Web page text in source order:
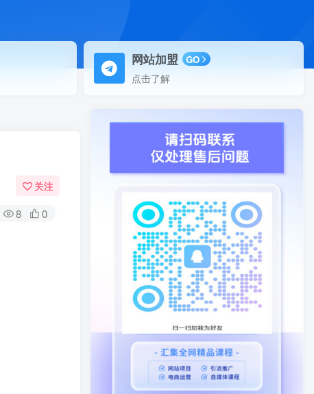
网站加盟 GO
点击了解
关注
8 0